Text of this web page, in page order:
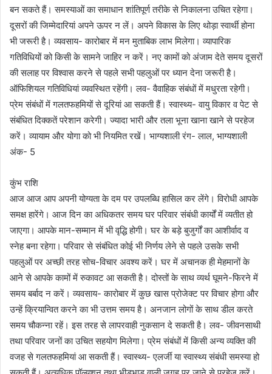
बन सकते हैं। समस्याओं का समाधान शांतिपूर्ण तरीके से निकालना उचित रहेगा।
दूसरों की जिम्मेदारियां अपने ऊपर न लें। अपने विकास के लिए थोड़ा स्वार्थी होना
भी जरूरी है। व्यवसाय- कारोबार में मन मुताबिक लाभ मिलेगा। व्यापारिक
गतिविधियों को किसी के सामने जाहिर न करें। नए कामों को अंजाम देते समय दूसरों
की सलाह पर विश्वास करने से पहले सभी पहलुओं पर ध्यान देना जरूरी है।
ऑफिशियल गतिविधियां व्यवस्थित रहेंगी। लव- वैवाहिक संबंधों में मधुरता रहेगी।
प्रेम संबंधों में गलतफहमियों से दूरियां आ सकती हैं। स्वास्थ्य- वायु विकार व पेट से
संबंधित दिक्कतें परेशान करेगी। ज्यादा भारी और तला भूना खाना खाने से परहेज
करें। व्यायाम और योगा को भी नियमित रखें। भाग्यशाली रंग- लाल, भाग्यशाली
अंक- 5
कुंभ राशि
आज आज आप अपनी योग्यता के दम पर उपलब्धि हासिल कर लेंगे। विरोधी आपके
समक्ष हारेंगे। आज दिन का अधिकतर समय घर परिवार संबंधी कार्यों में व्यतीत हो
जाएगा। आपके मान-सम्मान में भी वृद्धि होगी। घर के बड़े बुजुर्गों का आशीर्वाद व
स्नेह बना रहेगा। परिवार से संबंधित कोई भी निर्णय लेने से पहले उसके सभी
पहलुओं पर अच्छी तरह सोच-विचार अवश्य करें। घर में अचानक ही मेहमानों के
आने से आपके कामों में रुकावट आ सकती है। दोस्तों के साथ व्यर्थ घूमने-फिरने में
समय बर्बाद न करें। व्यवसाय- कारोबार में कुछ खास प्रोजेक्ट पर विचार होगा और
उन्हें क्रियान्वित करने का भी उत्तम समय है। अनजान लोगों के साथ डील करते
समय चौकन्ना रहें। इस तरह से लापरवाही नुकसान दे सकती है। लव- जीवनसाथी
तथा परिवार जनों का उचित सहयोग मिलेगा। प्रेम संबंधों में किसी अन्य व्यक्ति की
वजह से गलतफहमियां आ सकती हैं। स्वास्थ्य- एलर्जी या स्वास्थ्य संबंधी समस्या हो